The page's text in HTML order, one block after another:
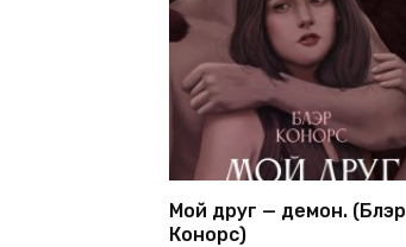
Мой друг — демон. (Блэр
Конорс)